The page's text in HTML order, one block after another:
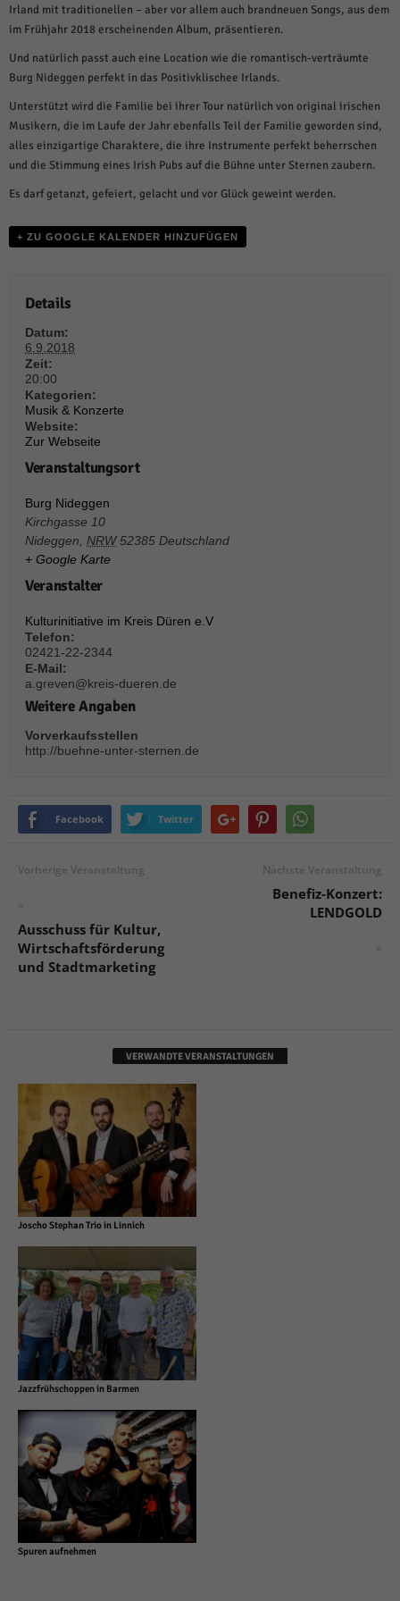
Irland mit traditionellen – aber vor allem auch brandneuen Songs, aus dem
im Frühjahr 2018 erscheinenden Album, präsentieren.
Und natürlich passt auch eine Location wie die romantisch-verträumte
Burg Nideggen perfekt in das Positivklischee Irlands.
Unterstützt wird die Familie bei ihrer Tour natürlich von original irischen
Musikern, die im Laufe der Jahr ebenfalls Teil der Familie geworden sind,
alles einzigartige Charaktere, die ihre Instrumente perfekt beherrschen
und die Stimmung eines Irish Pubs auf die Bühne unter Sternen zaubern.
Es darf getanzt, gefeiert, gelacht und vor Glück geweint werden.
+ ZU GOOGLE KALENDER HINZUFÜGEN
Details
Datum:
6.9.2018
Zeit:
20:00
Kategorien:
Musik & Konzerte
Website:
Zur Webseite
Veranstaltungsort
Burg Nideggen
Kirchgasse 10
Nideggen, NRW 52385 Deutschland
+ Google Karte
Veranstalter
Kulturinitiative im Kreis Düren e.V
Telefon:
02421-22-2344
E-Mail:
a.greven@kreis-dueren.de
Weitere Angaben
Vorverkaufsstellen
http://buehne-unter-sternen.de
Facebook Twitter
Vorherige Veranstaltung
«
Ausschuss für Kultur,
Wirtschaftsförderung
und Stadtmarketing
Nächste Veranstaltung
Benefiz-Konzert:
LENDGOLD
»
VERWANDTE VERANSTALTUNGEN
Joscho Stephan Trio in Linnich
Jazzfrühschoppen in Barmen
Spuren aufnehmen
auswählen.
Alle akzeptieren Speichern und weiter
Datenschutzeinstellungen
Essenziell (1)
Essenzielle Cookies ermöglichen grundlegende Funktionen und sind für die
einwandfreie Funktion der Website erforderlich.
Cookie-Informationen anzeigen
Statistiken (1)
Marketing (1)
Marketing-Cookies werden von Drittanbietern oder Publishern verwendet,
um personalisierte Werbung anzuzeigen. Sie tun dies, indem sie Besucher
über Websites hinweg verfolgen.
Externe Medien (6)
standardmäßig blockiert. Wenn Cookies von externen Medien akzeptiert
werden, bedarf der Zugriff auf diese Inhalte keiner manuellen Einwilligung
mehr.
powered by Borlabs Cookie